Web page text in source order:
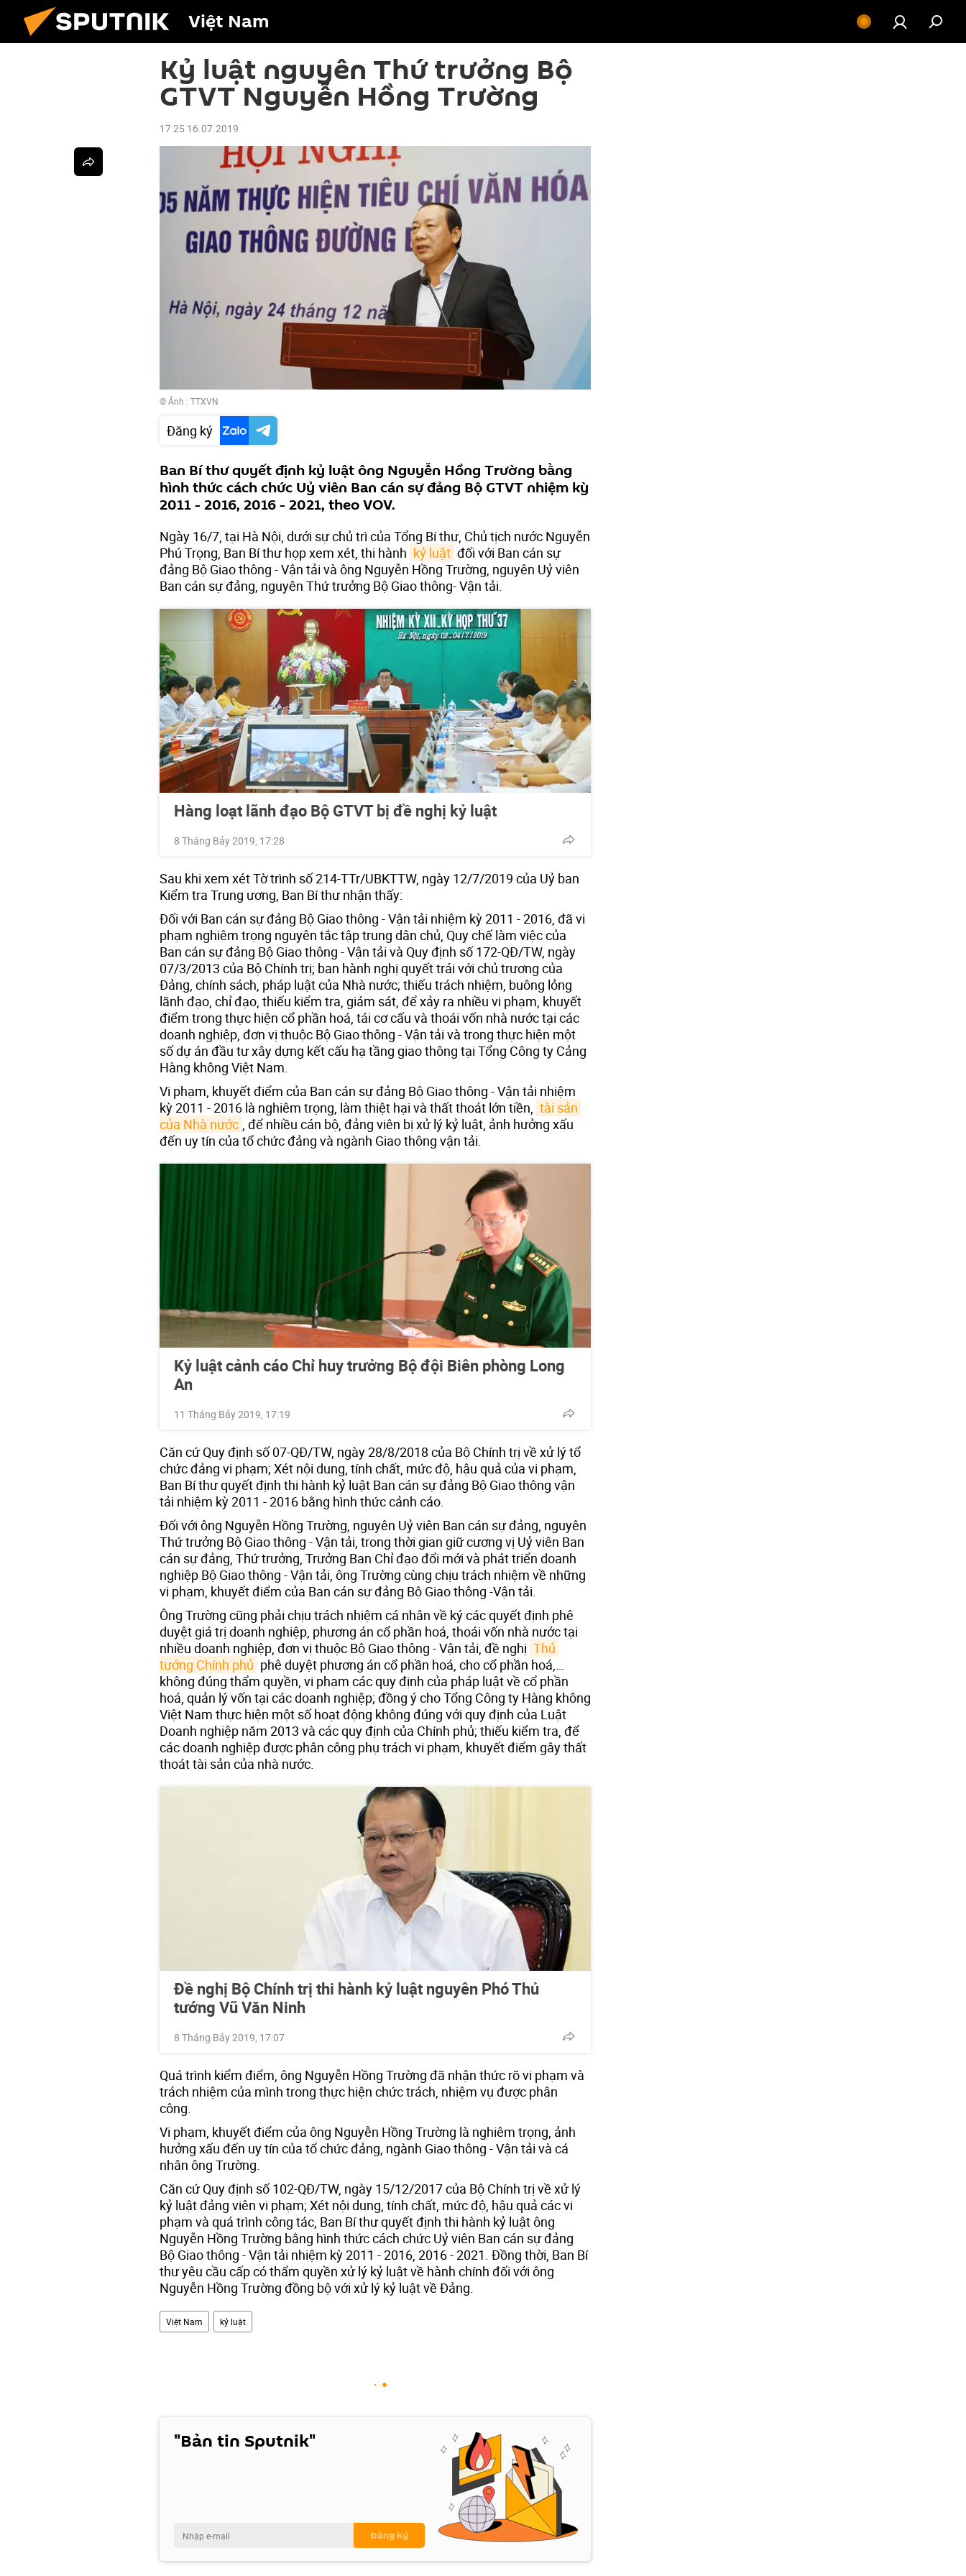
Việt Nam
Kỷ luật nguyên Thứ trưởng Bộ
GTVT Nguyễn Hồng Trường
17:25 16.07.2019
© Ảnh : TTXVN
Đăng ký
Ban Bí thư quyết định kỷ luật ông Nguyễn Hồng Trường bằng
hình thức cách chức Uỷ viên Ban cán sự đảng Bộ GTVT nhiệm kỳ
2011 - 2016, 2016 - 2021, theo VOV.
Ngày 16/7, tại Hà Nội, dưới sự chủ trì của Tổng Bí thư, Chủ tịch nước Nguyễn
Phú Trọng, Ban Bí thư họp xem xét, thi hành kỷ luật đối với Ban cán sự
đảng Bộ Giao thông - Vận tải và ông Nguyễn Hồng Trường, nguyên Uỷ viên
Ban cán sự đảng, nguyên Thứ trưởng Bộ Giao thông- Vận tải.
Hàng loạt lãnh đạo Bộ GTVT bị đề nghị kỷ luật
8 Tháng Bảy 2019, 17:28
Sau khi xem xét Tờ trình số 214-TTr/UBKTTW, ngày 12/7/2019 của Uỷ ban
Kiểm tra Trung ương, Ban Bí thư nhận thấy:
Đối với Ban cán sự đảng Bộ Giao thông - Vận tải nhiệm kỳ 2011 - 2016, đã vi
phạm nghiêm trọng nguyên tắc tập trung dân chủ, Quy chế làm việc của
Ban cán sự đảng Bộ Giao thông - Vận tải và Quy định số 172-QĐ/TW, ngày
07/3/2013 của Bộ Chính trị; ban hành nghị quyết trái với chủ trương của
Đảng, chính sách, pháp luật của Nhà nước; thiếu trách nhiệm, buông lỏng
lãnh đạo, chỉ đạo, thiếu kiểm tra, giám sát, để xảy ra nhiều vi phạm, khuyết
điểm trong thực hiện cổ phần hoá, tái cơ cấu và thoái vốn nhà nước tại các
doanh nghiệp, đơn vị thuộc Bộ Giao thông - Vận tải và trong thực hiện một
số dự án đầu tư xây dựng kết cấu hạ tầng giao thông tại Tổng Công ty Cảng
Hàng không Việt Nam.
Vi phạm, khuyết điểm của Ban cán sự đảng Bộ Giao thông - Vận tải nhiệm
kỳ 2011 - 2016 là nghiêm trọng, làm thiệt hại và thất thoát lớn tiền, tài sản
của Nhà nước , để nhiều cán bộ, đảng viên bị xử lý kỷ luật, ảnh hưởng xấu
đến uy tín của tổ chức đảng và ngành Giao thông vận tải.
Kỷ luật cảnh cáo Chỉ huy trưởng Bộ đội Biên phòng Long
An
11 Tháng Bảy 2019, 17:19
Căn cứ Quy định số 07-QĐ/TW, ngày 28/8/2018 của Bộ Chính trị về xử lý tổ
chức đảng vi phạm; Xét nội dung, tính chất, mức độ, hậu quả của vi phạm,
Ban Bí thư quyết định thi hành kỷ luật Ban cán sự đảng Bộ Giao thông vận
tải nhiệm kỳ 2011 - 2016 bằng hình thức cảnh cáo.
Đối với ông Nguyễn Hồng Trường, nguyên Uỷ viên Ban cán sự đảng, nguyên
Thứ trưởng Bộ Giao thông - Vận tải, trong thời gian giữ cương vị Uỷ viên Ban
cán sự đảng, Thứ trưởng, Trưởng Ban Chỉ đạo đổi mới và phát triển doanh
nghiệp Bộ Giao thông - Vận tải, ông Trường cùng chịu trách nhiệm về những
vi phạm, khuyết điểm của Ban cán sự đảng Bộ Giao thông -Vận tải.
Ông Trường cũng phải chịu trách nhiệm cá nhân về ký các quyết định phê
duyệt giá trị doanh nghiệp, phương án cổ phần hoá, thoái vốn nhà nước tại
nhiều doanh nghiệp, đơn vị thuộc Bộ Giao thông - Vận tải, đề nghị Thủ
tướng Chính phủ phê duyệt phương án cổ phần hoá, cho cổ phần hoá,…
không đúng thẩm quyền, vi phạm các quy định của pháp luật về cổ phần
hoá, quản lý vốn tại các doanh nghiệp; đồng ý cho Tổng Công ty Hàng không
Việt Nam thực hiện một số hoạt động không đúng với quy định của Luật
Doanh nghiệp năm 2013 và các quy định của Chính phủ; thiếu kiểm tra, để
các doanh nghiệp được phân công phụ trách vi phạm, khuyết điểm gây thất
thoát tài sản của nhà nước.
Đề nghị Bộ Chính trị thi hành kỷ luật nguyên Phó Thủ
tướng Vũ Văn Ninh
8 Tháng Bảy 2019, 17:07
Quá trình kiểm điểm, ông Nguyễn Hồng Trường đã nhận thức rõ vi phạm và
trách nhiệm của mình trong thực hiện chức trách, nhiệm vụ được phân
công.
Vi phạm, khuyết điểm của ông Nguyễn Hồng Trường là nghiêm trọng, ảnh
hưởng xấu đến uy tín của tổ chức đảng, ngành Giao thông - Vận tải và cá
nhân ông Trường.
Căn cứ Quy định số 102-QĐ/TW, ngày 15/12/2017 của Bộ Chính trị về xử lý
kỷ luật đảng viên vi phạm; Xét nội dung, tính chất, mức độ, hậu quả các vi
phạm và quá trình công tác, Ban Bí thư quyết định thi hành kỷ luật ông
Nguyễn Hồng Trường bằng hình thức cách chức Uỷ viên Ban cán sự đảng
Bộ Giao thông - Vận tải nhiệm kỳ 2011 - 2016, 2016 - 2021. Đồng thời, Ban Bí
thư yêu cầu cấp có thẩm quyền xử lý kỷ luật về hành chính đối với ông
Nguyễn Hồng Trường đồng bộ với xử lý kỷ luật về Đảng.
Việt Nam kỷ luật
"Bản tin Sputnik"